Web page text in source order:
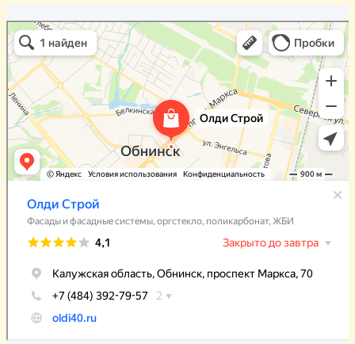
Олди Строй
Фасады и фасадные системы в Обнинске
Оргстекло, поликарбонат в Обнинске